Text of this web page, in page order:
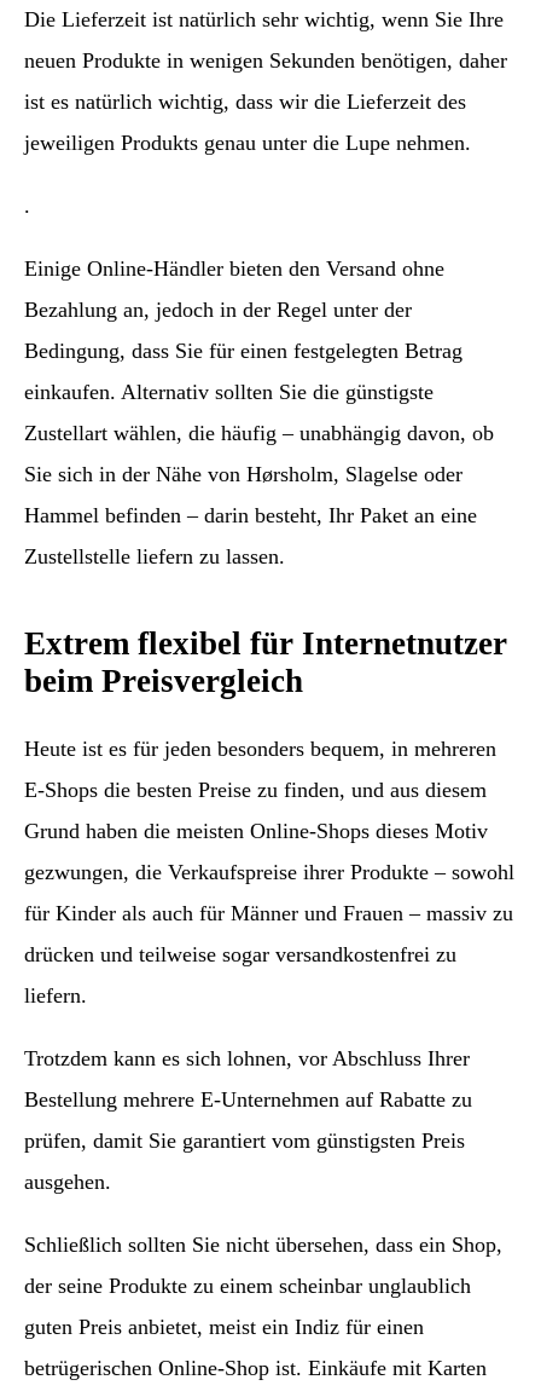
Die Lieferzeit ist natürlich sehr wichtig, wenn Sie Ihre
neuen Produkte in wenigen Sekunden benötigen, daher
ist es natürlich wichtig, dass wir die Lieferzeit des
jeweiligen Produkts genau unter die Lupe nehmen.
.
Einige Online-Händler bieten den Versand ohne
Bezahlung an, jedoch in der Regel unter der
Bedingung, dass Sie für einen festgelegten Betrag
einkaufen. Alternativ sollten Sie die günstigste
Zustellart wählen, die häufig – unabhängig davon, ob
Sie sich in der Nähe von Hørsholm, Slagelse oder
Hammel befinden – darin besteht, Ihr Paket an eine
Zustellstelle liefern zu lassen.
Extrem flexibel für Internetnutzer
beim Preisvergleich
Heute ist es für jeden besonders bequem, in mehreren
E-Shops die besten Preise zu finden, und aus diesem
Grund haben die meisten Online-Shops dieses Motiv
gezwungen, die Verkaufspreise ihrer Produkte – sowohl
für Kinder als auch für Männer und Frauen – massiv zu
drücken und teilweise sogar versandkostenfrei zu
liefern.
Trotzdem kann es sich lohnen, vor Abschluss Ihrer
Bestellung mehrere E-Unternehmen auf Rabatte zu
prüfen, damit Sie garantiert vom günstigsten Preis
ausgehen.
Schließlich sollten Sie nicht übersehen, dass ein Shop,
der seine Produkte zu einem scheinbar unglaublich
guten Preis anbietet, meist ein Indiz für einen
betrügerischen Online-Shop ist. Einkäufe mit Karten